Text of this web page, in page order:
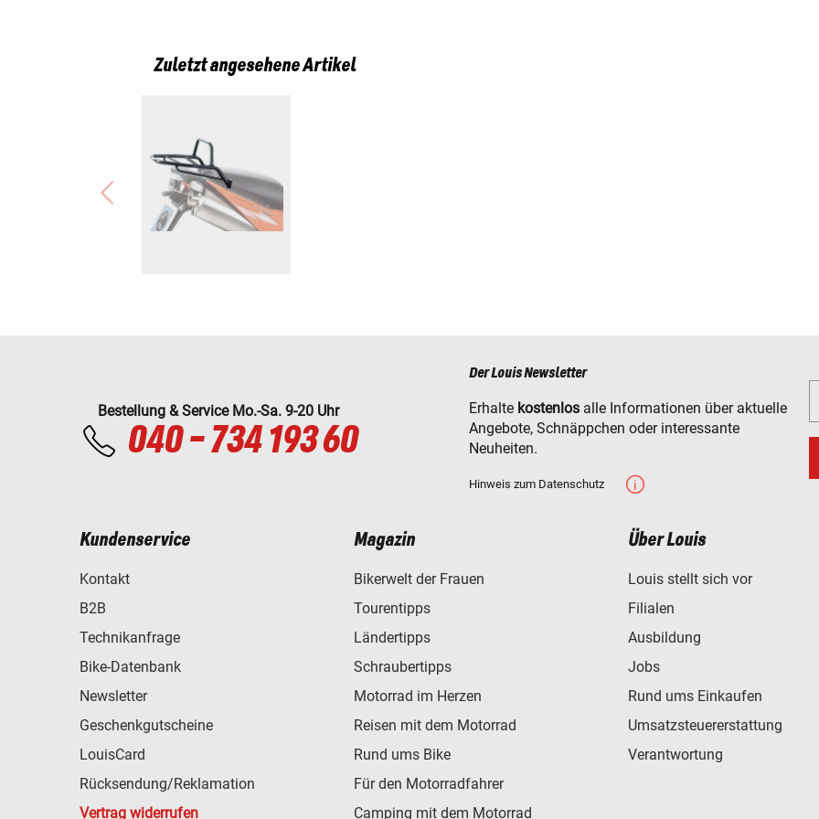
Zuletzt angesehene Artikel
Bestellung & Service Mo.-Sa. 9-20 Uhr
040 - 734 193 60
Der Louis Newsletter
Erhalte kostenlos alle Informationen über aktuelle
Angebote, Schnäppchen oder interessante
Neuheiten.
Hinweis zum Datenschutz
Kundenservice
Kontakt
B2B
Technikanfrage
Bike-Datenbank
Newsletter
Geschenkgutscheine
LouisCard
Rücksendung/Reklamation
Vertrag widerrufen
Magazin
Bikerwelt der Frauen
Tourentipps
Ländertipps
Schraubertipps
Motorrad im Herzen
Reisen mit dem Motorrad
Rund ums Bike
Für den Motorradfahrer
Camping mit dem Motorrad
Über Louis
Louis stellt sich vor
Filialen
Ausbildung
Jobs
Rund ums Einkaufen
Umsatzsteuererstattung
Verantwortung